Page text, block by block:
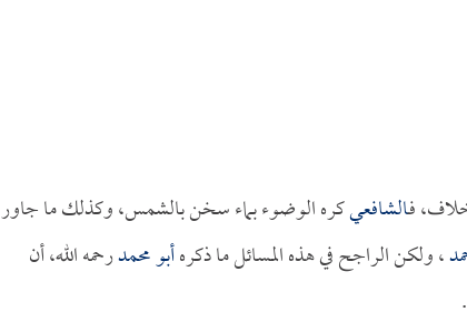
فـالشافعيكره الوضوء بماء سخن بالشمس، وكذلك ما جاور
، ولكن الراجح في هذه المسائل ما ذكرهأبو محمدرحمه الله، أن